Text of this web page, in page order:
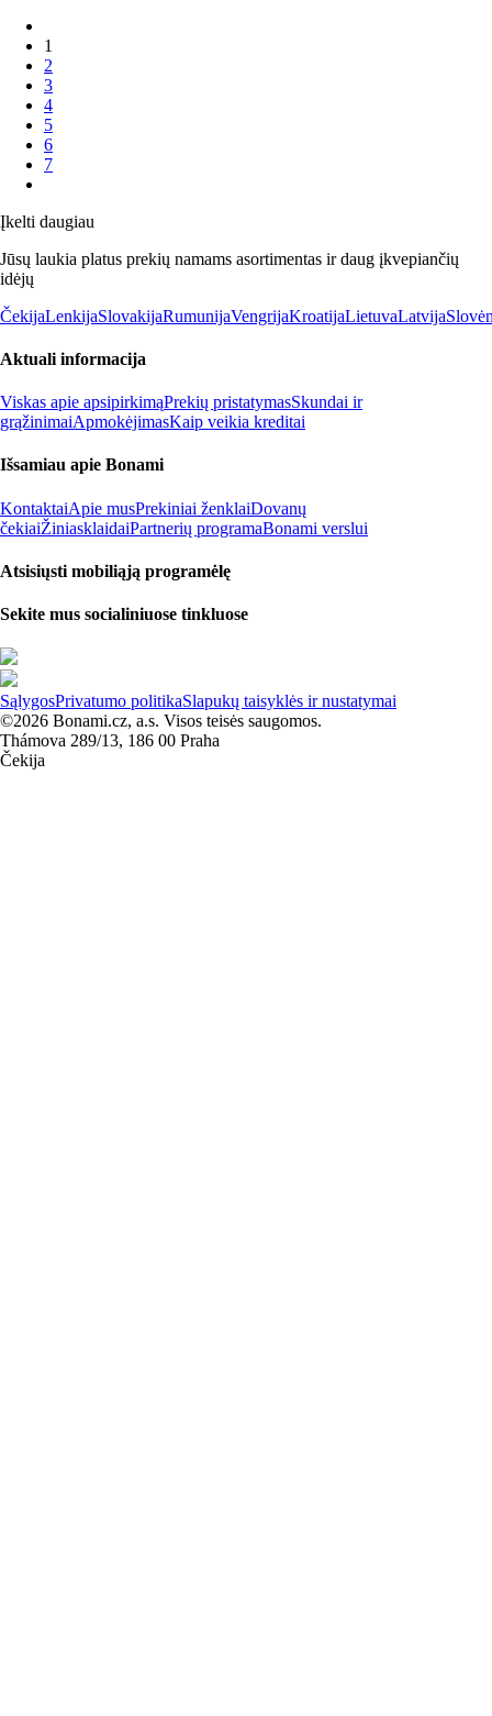
1
2
3
4
5
6
7
Įkelti daugiau
Jūsų laukia platus prekių namams asortimentas ir daug įkvepiančių
idėjų
ČekijaLenkijaSlovakijaRumunijaVengrijaKroatijaLietuvaLatvija
Aktuali informacija
Viskas apie apsipirkimąPrekių pristatymasSkundai ir
grąžinimaiApmokėjimasKaip veikia kreditai
Išsamiau apie Bonami
KontaktaiApie musPrekiniai ženklaiDovanų
čekiaiŽiniasklaidaiPartnerių programaBonami verslui
Atsisiųsti mobiliąją programėlę
Sekite mus socialiniuose tinkluose
SąlygosPrivatumo politikaSlapukų taisyklės ir nustatymai
©2026 Bonami.cz, a.s. Visos teisės saugomos.
Thámova 289/13, 186 00 Praha
Čekija